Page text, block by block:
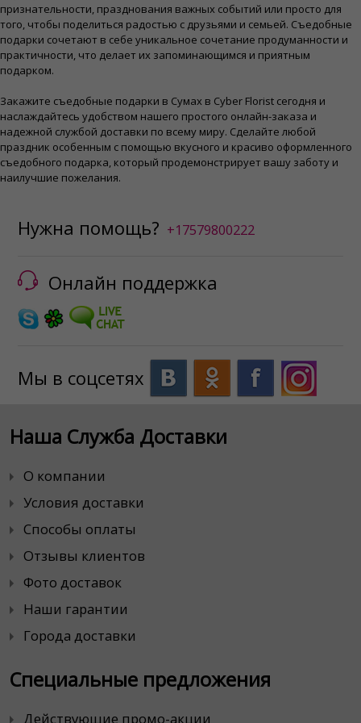
признательности, празднования важных событий или просто для
того, чтобы поделиться радостью с друзьями и семьей. Съедобные
подарки сочетают в себе уникальное сочетание продуманности и
практичности, что делает их запоминающимся и приятным
подарком.
Закажите съедобные подарки в Сумах в Cyber ​​Florist сегодня и
наслаждайтесь удобством нашего простого онлайн-заказа и
надежной службой доставки по всему миру. Сделайте любой
праздник особенным с помощью вкусного и красиво оформленного
съедобного подарка, который продемонстрирует вашу заботу и
наилучшие пожелания.
Нужна помощь? +17579800222
Онлайн поддержка
Мы в соцсетях
Наша Служба Доставки
О компании
Условия доставки
Способы оплаты
Отзывы клиентов
Фото доставок
Наши гарантии
Города доставки
Специальные предложения
Действующие промо-акции